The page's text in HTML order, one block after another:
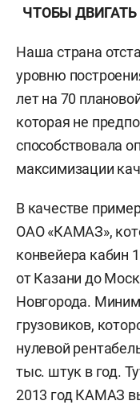
ЧТОБЫ
Наша страна
уровню
лет на 70
которая не
способствовала
максимизации
В качестве
ОАО «КАМАЗ»,
конвейера кабин
от Казани до
Новгорода.
грузовиков,
нулевой
тыс. штук в год.
2013 год КАМАЗ